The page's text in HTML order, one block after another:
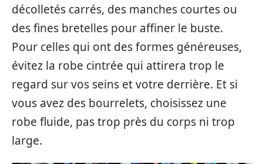
décolletés carrés, des manches courtes ou
des fines bretelles pour affiner le buste.
Pour celles qui ont des formes généreuses,
évitez la robe cintrée qui attirera trop le
regard sur vos seins et votre derrière. Et si
vous avez des bourrelets, choisissez une
robe fluide, pas trop près du corps ni trop
large.